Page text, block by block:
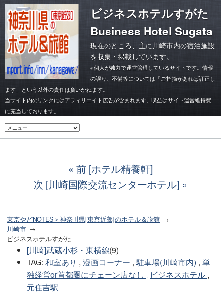
ビジネスホテルすがた
Business Hotel Sugata
現在のところ、主に川崎市内の宿泊施設
を収集・掲載しています。
※個人が独力で運営管理しているサイトです。情報
の誤り、不備等については「ご指摘があれば訂正し
ます」という以外の責任は負いかねます。
当サイト内のリンクにはアフィリエイト広告が含まれます。収益はサイト運営維持費
に充当しております。
前 [ホテル精養軒]
次 [川崎国際交流センターホテル]
東京やどNOTES＞神奈川県[東京近郊]のホテル＆旅館
川崎市
ビジネスホテルすがた
[川崎]武蔵小杉・東横線(9)
TAG: 和室あり , 漫画コーナー , 駐車場(川崎市内) , 単
独経営or首都圏にチェーン店なし , ビジネスホテル ,
元住吉駅